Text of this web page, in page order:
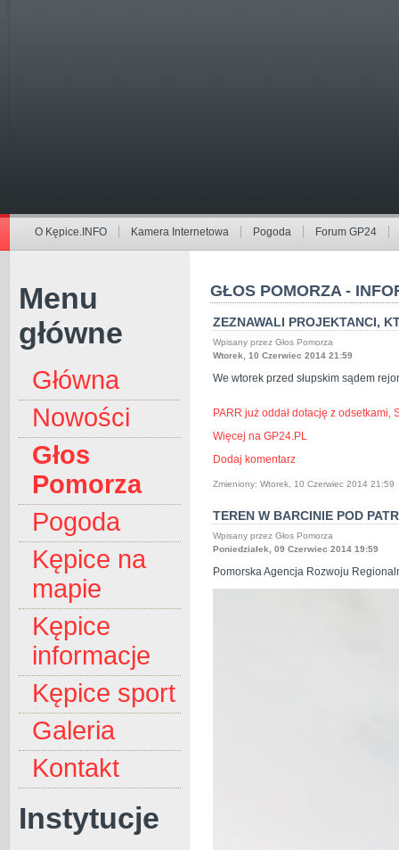
O Kępice.INFO Kamera Internetowa Pogoda Forum GP24
Menu
główne
Główna
Nowości
Głos
Pomorza
Pogoda
Kępice na
mapie
Kępice
informacje
Kępice sport
Galeria
Kontakt
Instytucje
GŁOS POMORZA -
ZEZNAWALI PROJEKTANCI,
Wpisany przez Głos Pomorza
Wtorek, 10 Czerwiec 2014 21:59
We wtorek przed słupskim sądem
PARR już oddał dotację z odsetkami,
Więcej na GP24.PL
Dodaj komentarz
Zmieniony: Wtorek, 10 Czerwiec 2014 21:59
TEREN W BARCINIE POD
Wpisany przez Głos Pomorza
Poniedziałek, 09 Czerwiec 2014 19:59
Pomorska Agencja Rozwoju